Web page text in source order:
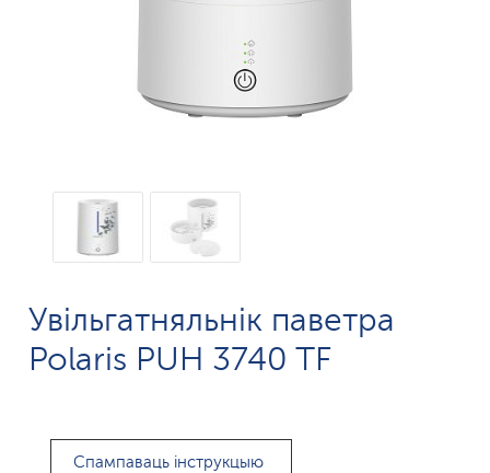
Увільгатняльнік паветра
Polaris PUH 3740 TF
Спампаваць інструкцыю